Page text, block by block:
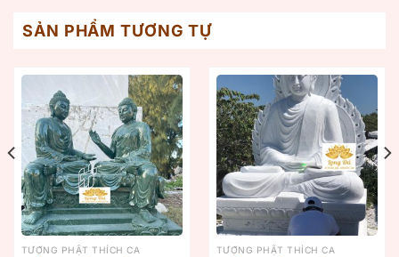
SẢN PHẨM TƯƠNG TỰ
TƯỢNG PHẬT THÍCH CA TƯỢNG PHẬT THÍCH CA